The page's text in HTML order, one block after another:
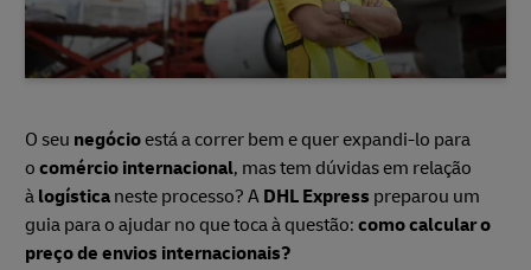
O seu negócio está a correr bem e quer expandi-lo para
o comércio internacional, mas tem dúvidas em relação
à logística neste processo? A DHL Express preparou um
guia para o ajudar no que toca à questão: como calcular o
preço de envios internacionais?